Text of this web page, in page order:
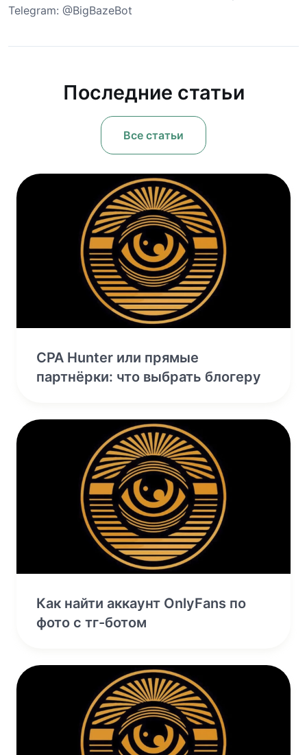
Telegram: @BigBazeBot
Последние статьи
Все статьи
CPA Hunter или прямые
партнёрки: что выбрать блогеру
Как найти аккаунт OnlyFans по
фото с тг-ботом